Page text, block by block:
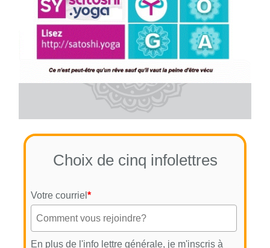
Choix de cinq infolettres
Votre courriel *
En plus de l'info lettre générale, je m'inscris à